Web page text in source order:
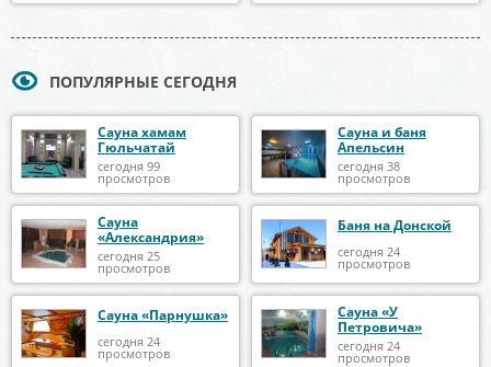
ПОПУЛЯРНЫЕ СЕГОДНЯ
Сауна хамам
Гюльчатай
сегодня 99
просмотров
Сауна и баня
Апельсин
сегодня 38
просмотров
Сауна
«Александрия»
сегодня 25
просмотров
Баня на Донской
сегодня 24
просмотров
Сауна «Парнушка»
сегодня 24
просмотров
Сауна «У
Петровича»
сегодня 24
просмотров